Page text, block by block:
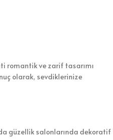
romantik ve zarif tasarımı
olarak, sevdiklerinize
güzellik salonlarında dekoratif